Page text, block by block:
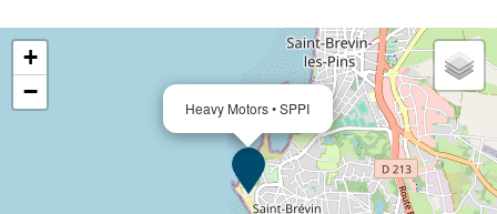
Heavy Motors • SPPI
+
−